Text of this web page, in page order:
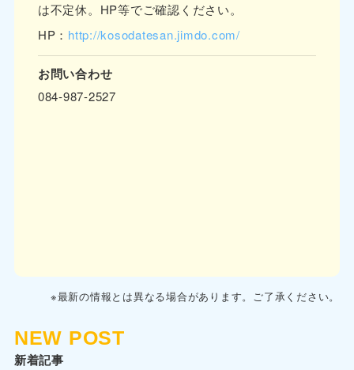
は不定休。HP等でご確認ください。
HP： http://kosodatesan.jimdo.com/
お問い合わせ
084‐987-2527
※最新の情報とは異なる場合があります。ご了承ください。
NEW POST
新着記事